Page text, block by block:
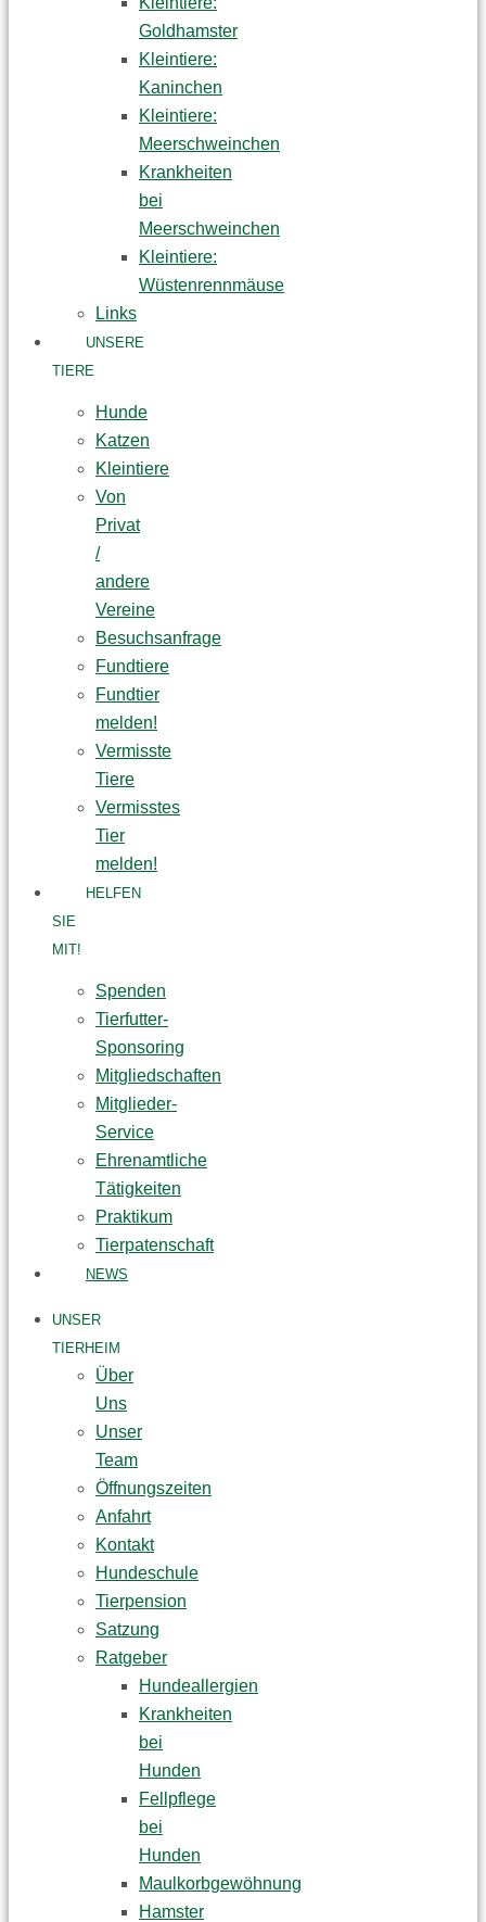
Goldhamster
Kleintiere:
Kaninchen
Kleintiere:
Meerschweinchen
Krankheiten
bei
Meerschweinchen
Kleintiere:
Wüstenrennmäuse
Links
UNSERE
TIERE
Hunde
Katzen
Kleintiere
Von
Privat
/
andere
Vereine
Besuchsanfrage
Fundtiere
Fundtier
melden!
Vermisste
Tiere
Vermisstes
Tier
melden!
HELFEN
SIE
MIT!
Spenden
Tierfutter-
Sponsoring
Mitgliedschaften
Mitglieder-
Service
Ehrenamtliche
Tätigkeiten
Praktikum
Tierpatenschaft
NEWS
UNSER
TIERHEIM
Über
Uns
Unser
Team
Öffnungszeiten
Anfahrt
Kontakt
Hundeschule
Tierpension
Satzung
Ratgeber
Hundeallergien
Krankheiten
bei
Hunden
Fellpflege
bei
Hunden
Maulkorbgewöhnung
Hamster